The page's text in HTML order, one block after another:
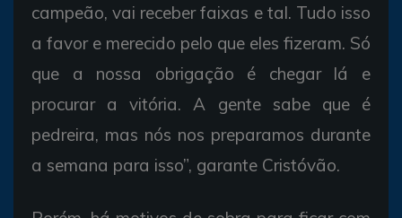
campeão, vai receber faixas e tal. Tudo isso
a favor e merecido pelo que eles fizeram. Só
que a nossa obrigação é chegar lá e
procurar a vitória. A gente sabe que é
pedreira, mas nós nos preparamos durante
a semana para isso”, garante Cristóvão.